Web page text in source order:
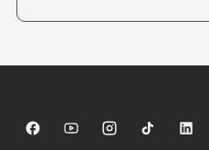
Sparkasse auf Facebook
Sparkasse auf Youtube
Sparkasse auf
Sparkasse